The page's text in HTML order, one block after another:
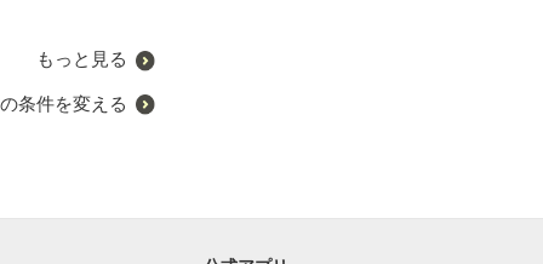
もっと見る
条件を変える